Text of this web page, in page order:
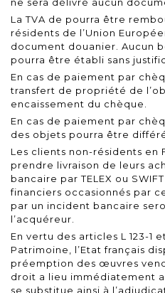
La TVA de pourra être
résidents de l’Union
document douanier. Aucun
pourra être établi sans
En cas de paiement par
transfert de propriété de
encaissement du chèque.
En cas de paiement par
des objets pourra être
Les clients non-résidents en
prendre livraison de leurs
bancaire par TELEX ou
financiers occasionnés par
par un incident bancaire
l’acquéreur.
En vertu des articles L 123-1
Patrimoine, l’Etat français
préemption des œuvres
droit a lieu immédiatement
se substitue ainsi à